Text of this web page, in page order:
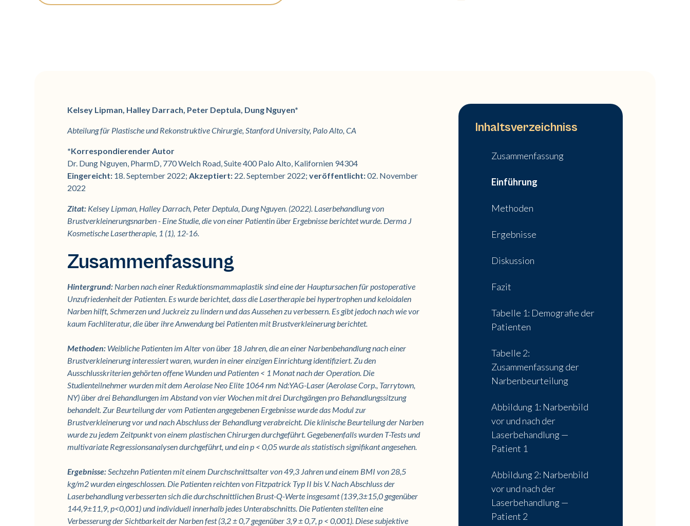
Kelsey Lipman, Halley Darrach, Peter Deptula, Dung Nguyen*
Abteilung für Plastische und Rekonstruktive Chirurgie, Stanford University, Palo Alto, CA
*Korrespondierender Autor
Dr. Dung Nguyen, PharmD, 770 Welch Road, Suite 400 Palo Alto, Kalifornien 94304
Eingereicht: 18. September 2022;Akzeptiert: 22. September 2022;veröffentlicht:02. November
2022
Zitat: Kelsey Lipman, Halley Darrach, Peter Deptula, Dung Nguyen. (2022). Laserbehandlung von
Brustverkleinerungsnarben - Eine Studie, die von einer Patientin über Ergebnisse berichtet wurde. Derma J
Kosmetische Lasertherapie, 1 (1), 12-16.
Zusammenfassung
Hintergrund: Narben nach einer Reduktionsmammaplastik sind eine der Hauptursachen für postoperative
Unzufriedenheit der Patienten. Es wurde berichtet, dass die Lasertherapie bei hypertrophen und keloidalen
Narben hilft, Schmerzen und Juckreiz zu lindern und das Aussehen zu verbessern. Es gibt jedoch nach wie vor
kaum Fachliteratur, die über ihre Anwendung bei Patienten mit Brustverkleinerung berichtet.
Methoden: Weibliche Patienten im Alter von über 18 Jahren, die an einer Narbenbehandlung nach einer
Brustverkleinerung interessiert waren, wurden in einer einzigen Einrichtung identifiziert. Zu den
Ausschlusskriterien gehörten offene Wunden und Patienten < 1 Monat nach der Operation. Die
Studienteilnehmer wurden mit dem Aerolase Neo Elite 1064 nm Nd:YAG-Laser (Aerolase Corp., Tarrytown,
NY) über drei Behandlungen im Abstand von vier Wochen mit drei Durchgängen pro Behandlungssitzung
behandelt. Zur Beurteilung der vom Patienten angegebenen Ergebnisse wurde das Modul zur
Brustverkleinerung vor und nach Abschluss der Behandlung verabreicht. Die klinische Beurteilung der Narben
wurde zu jedem Zeitpunkt von einem plastischen Chirurgen durchgeführt. Gegebenenfalls wurden T-Tests und
multivariate Regressionsanalysen durchgeführt, und ein p < 0,05 wurde als statistisch signifikant angesehen.
Ergebnisse:Sechzehn Patienten mit einem Durchschnittsalter von 49,3 Jahren und einem BMI von 28,5
kg/m2 wurden eingeschlossen. Die Patienten reichten von Fitzpatrick Typ II bis V. Nach Abschluss der
Laserbehandlung verbesserten sich die durchschnittlichen Brust-Q-Werte insgesamt (139,3±15,0 gegenüber
144,9±11,9, p<0,001) und individuell innerhalb jedes Unterabschnitts. Die Patienten stellten eine
Verbesserung der Sichtbarkeit der Narben fest (3,2 ± 0,7 gegenüber 3,9 ± 0,7, p < 0,001). Diese subjektive
Inhaltsverzeichniss
Zusammenfassung
Einführung
Methoden
Ergebnisse
Diskussion
Fazit
Tabelle 1: Demografie der
Patienten
Tabelle 2:
Zusammenfassung der
Narbenbeurteilung
Abbildung 1: Narbenbild
vor und nach der
Laserbehandlung —
Patient 1
Abbildung 2: Narbenbild
vor und nach der
Laserbehandlung —
Patient 2